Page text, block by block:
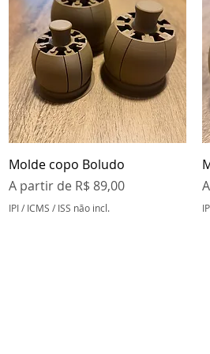
Visualização rápida
Molde copo Boludo
A partir de R$ 89,00
Preço promocional
IPI / ICMS / ISS não incl.